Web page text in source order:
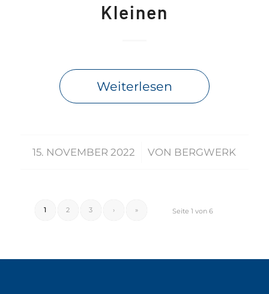
Kleinen
Weiterlesen
15. NOVEMBER 2022
/ VON BERGWERK
Seite 1 von 6
1 2 3 › »